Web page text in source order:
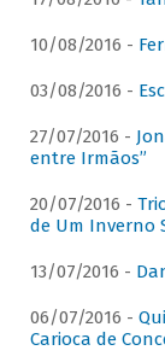
10/08/2016 -
03/08/2016 -
27/07/2016 -
entre Irmãos”
20/07/2016 -
de Um Inverno
13/07/2016 -
06/07/2016 -
Carioca de